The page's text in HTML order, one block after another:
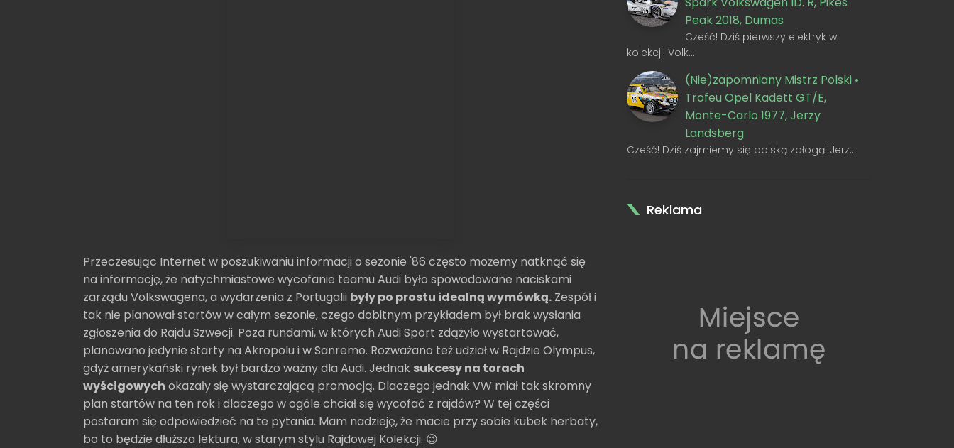
Przeczesując Internet w poszukiwaniu informacji o sezonie '86 często możemy natknąć się
na informację, że natychmiastowe wycofanie teamu Audi było spowodowane naciskami
zarządu Volkswagena, a wydarzenia z Portugalii były po prostu idealną wymówką. Zespół i
tak nie planował startów w całym sezonie, czego dobitnym przykładem był brak wysłania
zgłoszenia do Rajdu Szwecji. Poza rundami, w których Audi Sport zdążyło wystartować,
planowano jedynie starty na Akropolu i w Sanremo. Rozważano też udział w Rajdzie Olympus,
gdyż amerykański rynek był bardzo ważny dla Audi. Jednak sukcesy na torach
wyścigowych okazały się wystarczającą promocją. Dlaczego jednak VW miał tak skromny
plan startów na ten rok i dlaczego w ogóle chciał się wycofać z rajdów? W tej części
postaram się odpowiedzieć na te pytania. Mam nadzieję, że macie przy sobie kubek herbaty,
bo to będzie dłuższa lektura, w starym stylu Rajdowej Kolekcji. 😉
Peak 2018, Dumas
Cześć! Dziś pierwszy elektryk w
kolekcji! Volk…
(Nie)zapomniany Mistrz Polski •
Trofeu Opel Kadett GT/E,
Monte-Carlo 1977, Jerzy
Landsberg
Cześć! Dziś zajmiemy się polską załogą! Jerz…
Reklama